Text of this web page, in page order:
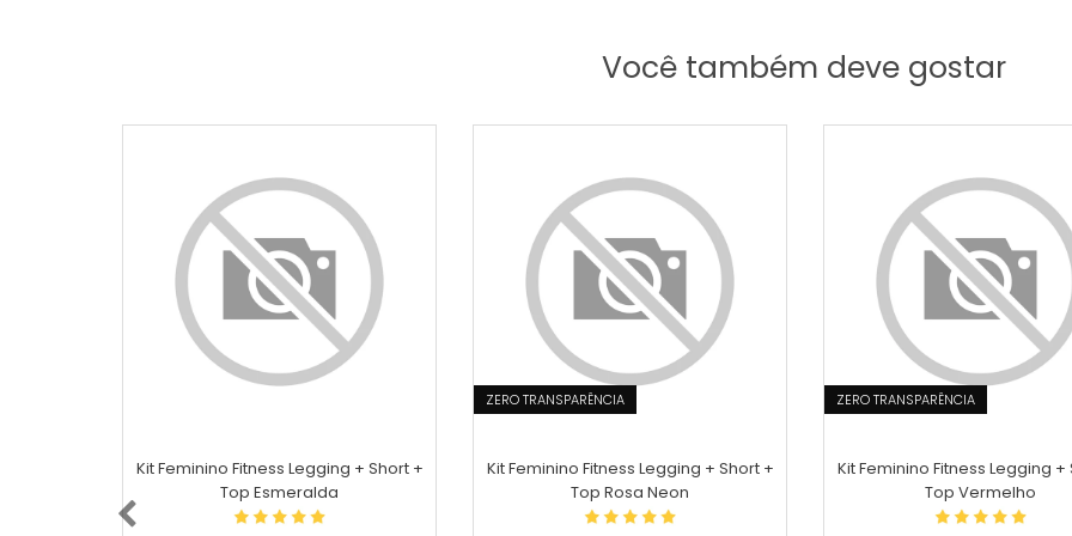
Você também deve gostar
Kit Feminino Fitness Legging + Short +
Top Esmeralda
ZERO TRANSPARÊNCIA
Kit Feminino Fitness Legging + Short +
Top Rosa Neon
ZERO TRANSPARÊNCIA
Kit Feminino Fitness Legging +
Top Vermelho